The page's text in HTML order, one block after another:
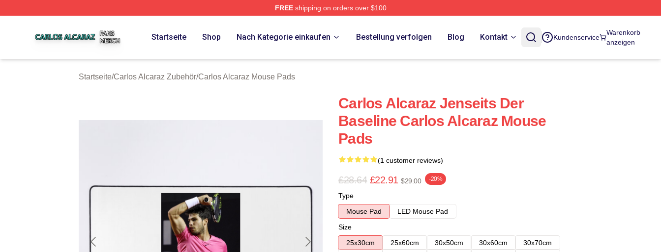
FREEshipping on orders over $100
Startseite Shop Nach Kategorie einkaufen Bestellung verfolgen Blog Kontakt Kundenservice
Warenkorb
anzeigen
Startseite/Carlos Alcaraz Zubehör/Carlos Alcaraz Mouse Pads
Carlos Alcaraz Jenseits Der
Baseline Carlos Alcaraz Mouse
Pads
(1 customer reviews)
£28.64 £22.91 $29.00 -20%
Type
Mouse Pad
LED Mouse Pad
Size
25x30cm
25x60cm 30x50cm 30x60cm
30x70cm